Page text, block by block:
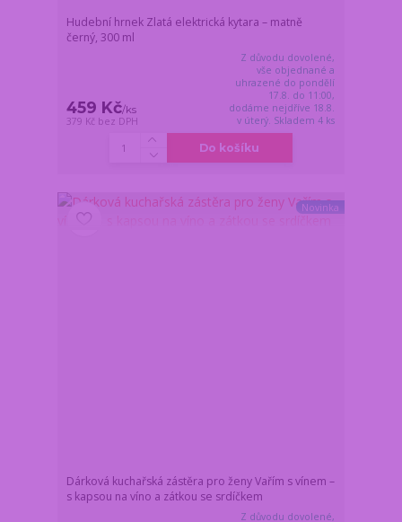
Hudební hrnek Zlatá elektrická kytara – matně
černý, 300 ml
459 Kč/ks
379 Kč bez DPH
Z důvodu dovolené,
vše objednané a
uhrazené do pondělí
17.8. do 11:00,
dodáme nejdříve 18.8.
v úterý. Skladem 4 ks
Do košíku
Novinka
Dárková kuchařská zástěra pro ženy Vařím s vínem –
s kapsou na víno a zátkou se srdíčkem
Z důvodu dovolené,